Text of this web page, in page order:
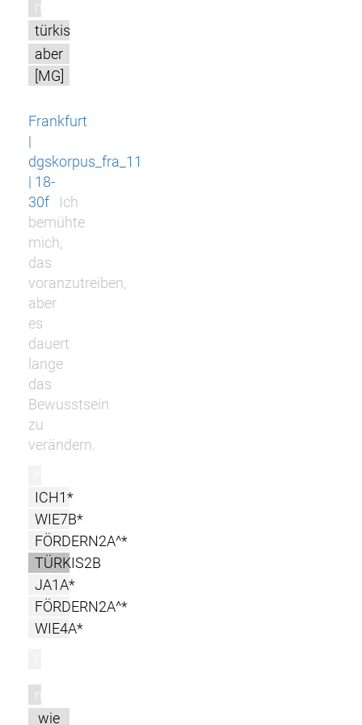
m
türkis
aber
[MG]
Frankfurt
|
dgskorpus_fra_11
| 18-
30f
Ich
bemühte
mich,
das
voranzutreiben,
aber
es
dauert
lange
das
Bewusstsein
zu
verändern.
ICH1*
WIE7B*
FÖRDERN2A^*
TÜRKIS2B
JA1A*
FÖRDERN2A^*
WIE4A*
m
wie